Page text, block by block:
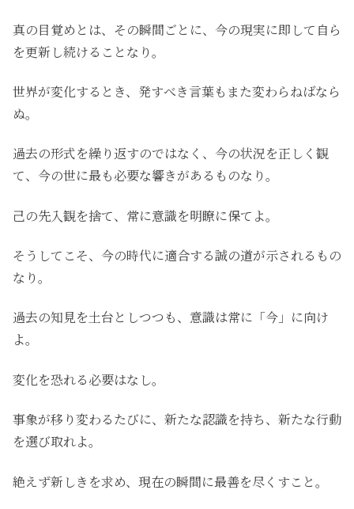
真の目覚めとは、その瞬間ごとに、今の現実に即して自ら
を更新し続けることなり。
世界が変化するとき、発すべき言葉もまた変わらねばなら
ぬ。
過去の形式を繰り返すのではなく、今の状況を正しく観
て、今の世に最も必要な響きがあるものなり。
己の先入観を捨て、常に意識を明瞭に保てよ。
そうしてこそ、今の時代に適合する誠の道が示されるもの
なり。
過去の知見を土台としつつも、意識は常に「今」に向け
よ。
変化を恐れる必要はなし。
事象が移り変わるたびに、新たな認識を持ち、新たな行動
を選び取れよ。
絶えず新しきを求め、現在の瞬間に最善を尽くすこと。